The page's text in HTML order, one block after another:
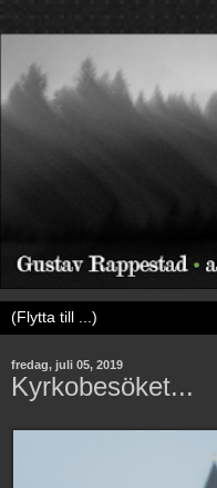
fredag, juli 05, 2019
Kyrkobesöket...